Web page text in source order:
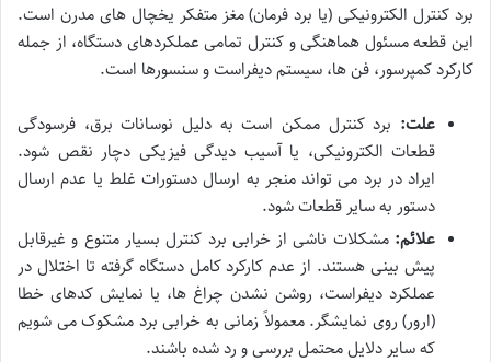
برد کنترل الکترونیکی (یا برد فرمان) مغز متفکر یخچال های مدرن است.
این قطعه مسئول هماهنگی و کنترل تمامی عملکردهای دستگاه، از جمله
کارکرد کمپرسور، فن ها، سیستم دیفراست و سنسورها است.
علت: برد کنترل ممکن است به دلیل نوسانات برق، فرسودگی
قطعات الکترونیکی، یا آسیب دیدگی فیزیکی دچار نقص شود.
ایراد در برد می تواند منجر به ارسال دستورات غلط یا عدم ارسال
دستور به سایر قطعات شود.
علائم: مشکلات ناشی از خرابی برد کنترل بسیار متنوع و غیرقابل
پیش بینی هستند. از عدم کارکرد کامل دستگاه گرفته تا اختلال در
عملکرد دیفراست، روشن نشدن چراغ ها، یا نمایش کدهای خطا
(ارور) روی نمایشگر. معمولاً زمانی به خرابی برد مشکوک می شویم
که سایر دلایل محتمل بررسی و رد شده باشند.